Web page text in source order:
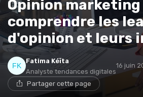
Opinion marketing
comprendre les
d'opinion et leurs
Fatima Kéïta
Analyste tendances digitales
16 juin
Partager cette page